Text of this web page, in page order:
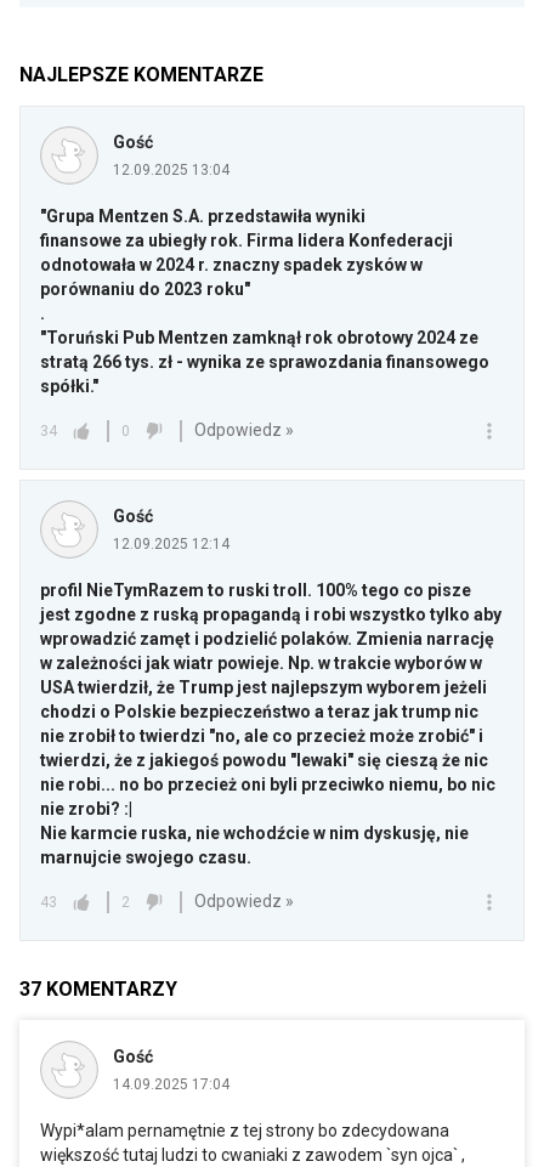
NAJLEPSZE KOMENTARZE
Gość
12.09.2025 13:04
"Grupa Mentzen S.A. przedstawiła wyniki
finansowe za ubiegły rok. Firma lidera Konfederacji
odnotowała w 2024 r. znaczny spadek zysków w
porównaniu do 2023 roku"
.
"Toruński Pub Mentzen zamknął rok obrotowy 2024 ze
stratą 266 tys. zł - wynika ze sprawozdania finansowego
spółki."
34 0 Odpowiedz »
Gość
12.09.2025 12:14
profil NieTymRazem to ruski troll. 100% tego co pisze
jest zgodne z ruską propagandą i robi wszystko tylko aby
wprowadzić zamęt i podzielić polaków. Zmienia narrację
w zależności jak wiatr powieje. Np. w trakcie wyborów w
USA twierdził, że Trump jest najlepszym wyborem jeżeli
chodzi o Polskie bezpieczeństwo a teraz jak trump nic
nie zrobił to twierdzi "no, ale co przecież może zrobić" i
twierdzi, że z jakiegoś powodu "lewaki" się cieszą że nic
nie robi... no bo przecież oni byli przeciwko niemu, bo nic
nie zrobi? :|
Nie karmcie ruska, nie wchodźcie w nim dyskusję, nie
marnujcie swojego czasu.
43 2 Odpowiedz »
37 KOMENTARZY
Gość
14.09.2025 17:04
Wypi*alam pernamętnie z tej strony bo zdecydowana
większość tutaj ludzi to cwaniaki z zawodem `syn ojca` ,